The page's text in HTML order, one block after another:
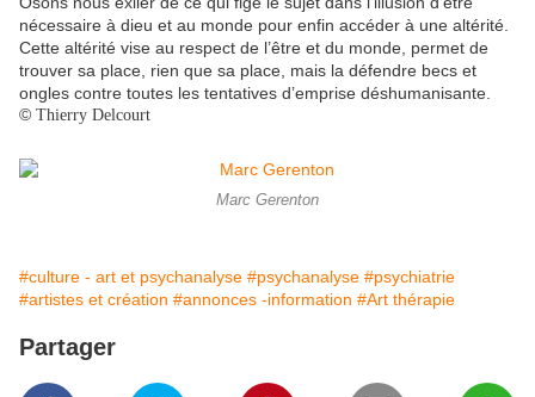
nécessaire à dieu et au monde pour enfin accéder à une altérité.
Cette altérité vise au respect de l’être et du monde, permet de
trouver sa place, rien que sa place, mais la défendre becs et
ongles contre toutes les tentatives d’emprise déshumanisante.
© Thierry Delcourt
Marc Gerenton
#culture - art et psychanalyse #psychanalyse #psychiatrie
#artistes et création #annonces -information #Art thérapie
Partager